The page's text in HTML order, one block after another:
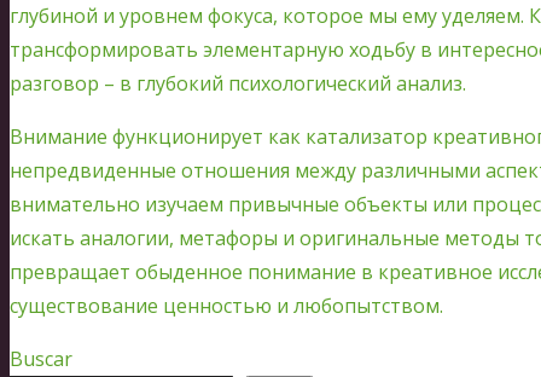
глубиной и уровнем фокуса, которое мы ему
трансформировать элементарную ходьбу в
разговор – в глубокий психологический анализ.
Внимание функционирует как катализатор
непредвиденные отношения между различными
внимательно изучаем привычные объекты или
искать аналогии, метафоры и оригинальные методы
превращает обыденное понимание в креативное
существование ценностью и любопытством.
Buscar